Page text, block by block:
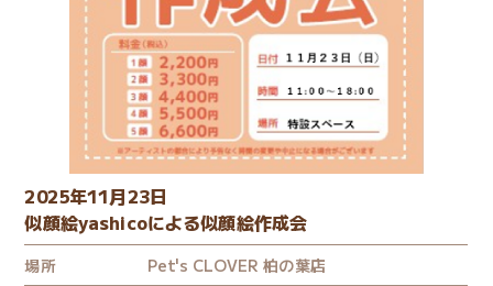
2025年11月23日
似顔絵yashicoによる似顔絵作成会
場所
Pet's CLOVER 柏の葉店